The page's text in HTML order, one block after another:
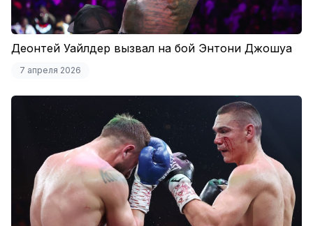
Деонтей Уайлдер вызвал на бой Энтони Джошуа
7 апреля 2026